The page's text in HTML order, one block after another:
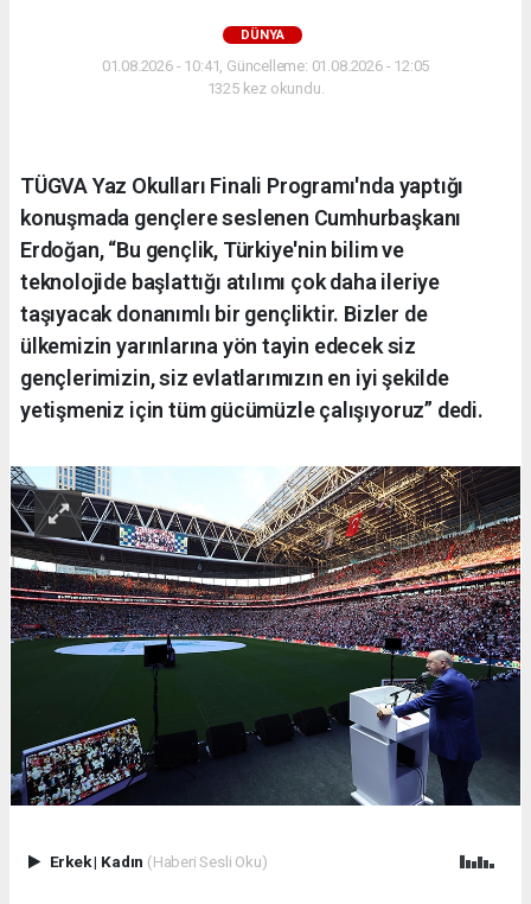
DÜNYA
01.08.2026 - 10:41, Güncelleme: 01.08.2026 - 12:05
1325 kez okundu.
TÜGVA Yaz Okulları Finali Programı'nda yaptığı
konuşmada gençlere seslenen Cumhurbaşkanı
Erdoğan, “Bu gençlik, Türkiye'nin bilim ve
teknolojide başlattığı atılımı çok daha ileriye
taşıyacak donanımlı bir gençliktir. Bizler de
ülkemizin yarınlarına yön tayin edecek siz
gençlerimizin, siz evlatlarımızın en iyi şekilde
yetişmeniz için tüm gücümüzle çalışıyoruz” dedi.
Erkek| Kadın (Haberi Sesli Oku)